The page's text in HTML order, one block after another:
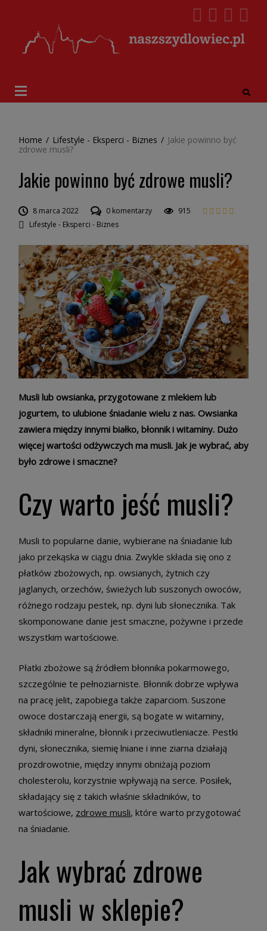
Home / Lifestyle - Eksperci - Biznes / Jakie powinno być
zdrowe musli?
Jakie powinno być zdrowe musli?
8 marca 2022 0 komentarzy
915
Lifestyle - Eksperci - Biznes
Musli lub owsianka, przygotowane z mlekiem lub
jogurtem, to ulubione śniadanie wielu z nas. Owsianka
zawiera między innymi białko, błonnik i witaminy. Dużo
więcej wartości odżywczych ma musli. Jak je wybrać, aby
było zdrowe i smaczne?
Czy warto jeść musli?
Musli to popularne danie, wybierane na śniadanie lub
jako przekąska w ciągu dnia. Zwykle składa się ono z
płatków zbożowych, np. owsianych, żytnich czy
jaglanych, orzechów, świeżych lub suszonych owoców,
różnego rodzaju pestek, np. dyni lub słonecznika. Tak
skomponowane danie jest smaczne, pożywne i przede
wszystkim wartościowe.
Płatki zbożowe są źródłem błonnika pokarmowego,
szczególnie te pełnoziarniste. Błonnik dobrze wpływa
na pracę jelit, zapobiega także zaparciom. Suszone
owoce dostarczają energii, są bogate w witaminy,
składniki mineralne, błonnik i przeciwutleniacze. Pestki
dyni, słonecznika, siemię lniane i inne ziarna działają
prozdrowotnie, między innymi obniżają poziom
cholesterolu, korzystnie wpływają na serce. Posiłek,
składający się z takich właśnie składników, to
wartościowe, zdrowe musli, które warto przygotować
na śniadanie.
Jak wybrać zdrowe
musli w sklepie?